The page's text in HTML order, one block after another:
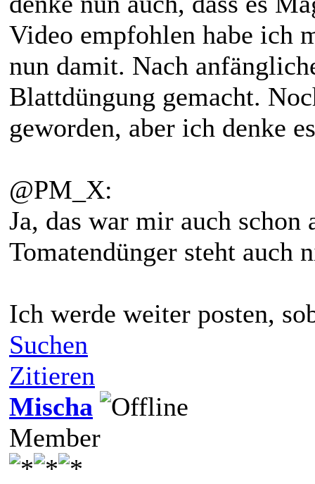
Video empfohlen habe ich
nun damit. Nach
Blattdüngung gemacht.
geworden, aber ich denke
@PM_X:
Ja, das war mir auch
Tomatendünger steht auch
Ich werde weiter posten,
Suchen
Zitieren
Mischa
Member